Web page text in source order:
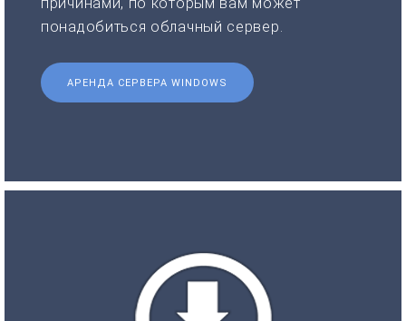
причинами, по которым вам может
понадобиться облачный сервер.
АРЕНДА СЕРВЕРА WINDOWS